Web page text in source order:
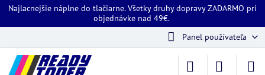
Najlacnejšie náplne do tlačiarne. Všetky druhy dopravy ZADARMO pri
objednávke nad 49€.
Panel používateľa